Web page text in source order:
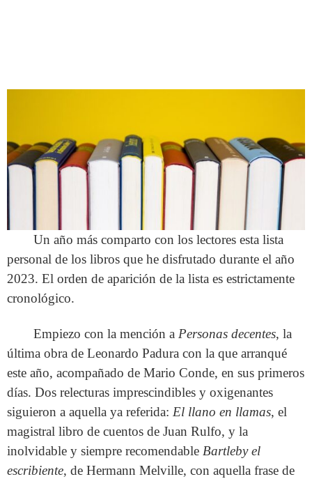
Un año más comparto con los lectores esta lista
personal de los libros que he disfrutado durante el año
2023. El orden de aparición de la lista es estrictamente
cronológico.
Empiezo con la mención aPersonas decentes, la
última obra de Leonardo Padura con la que arranqué
este año, acompañado de Mario Conde, en sus primeros
días. Dos relecturas imprescindibles y oxigenantes
siguieron a aquella ya referida: El llano en llamas, el
magistral libro de cuentos de Juan Rulfo, y la
inolvidable y siempre recomendable Bartleby el
escribiente, de Hermann Melville, con aquella frase de